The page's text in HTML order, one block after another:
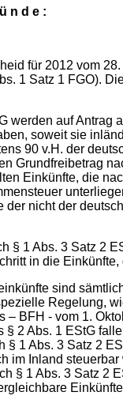
n d e :
für 2012 vom
1 Satz 1 FGO).
werden auf
soweit sie
90 v.H. der
Grundfreibetrag
Einkünfte, die
der nicht der
§ 1 Abs. 3 Satz 2
in die
sind
Regelung,
– BFH - vom 1.
§ 2 Abs. 1 EStG
§ 1 Abs. 3 Satz 2
im Inland
§ 1 Abs. 3 Satz 2